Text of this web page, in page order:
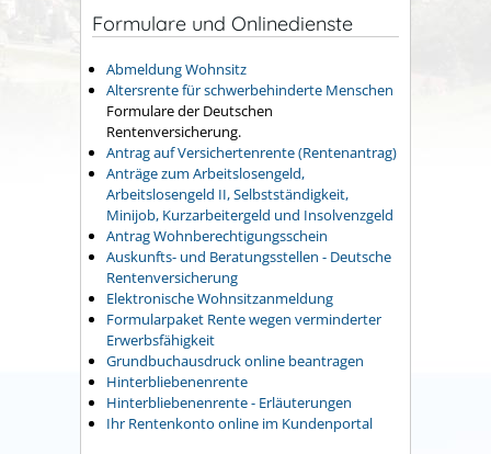
Formulare und Onlinedienste
Abmeldung Wohnsitz
Altersrente für schwerbehinderte Menschen
Formulare der Deutschen
Rentenversicherung.
Antrag auf Versichertenrente (Rentenantrag)
Anträge zum Arbeitslosengeld,
Arbeitslosengeld II, Selbstständigkeit,
Minijob, Kurzarbeitergeld und Insolvenzgeld
Antrag Wohnberechtigungsschein
Auskunfts- und Beratungsstellen - Deutsche
Rentenversicherung
Elektronische Wohnsitzanmeldung
Formularpaket Rente wegen verminderter
Erwerbsfähigkeit
Grundbuchausdruck online beantragen
Hinterbliebenenrente
Hinterbliebenenrente - Erläuterungen
Ihr Rentenkonto online im Kundenportal